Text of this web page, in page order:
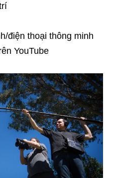
điện thoại thông minh
YouTube